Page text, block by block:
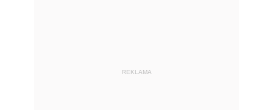
REKLAMA